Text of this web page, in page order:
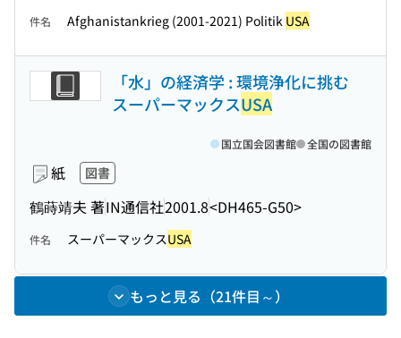
件名 Afghanistankrieg (2001-2021) Politik USA
「水」の経済学 : 環境浄化に挑む
スーパーマックスUSA
紙 図書
鶴蒔靖夫 著IN通信社2001.8<DH465-G50>
国立国会図書館 全国の図書館
件名 スーパーマックスUSA
もっと見る（21件目～）